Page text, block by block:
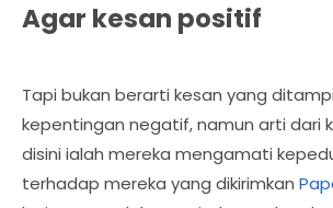
Agar kesan positif
Tapi bukan berarti kesan yang
kepentingan negatif, namun arti dari
disini ialah mereka mengamati
terhadap mereka yang dikirimkan